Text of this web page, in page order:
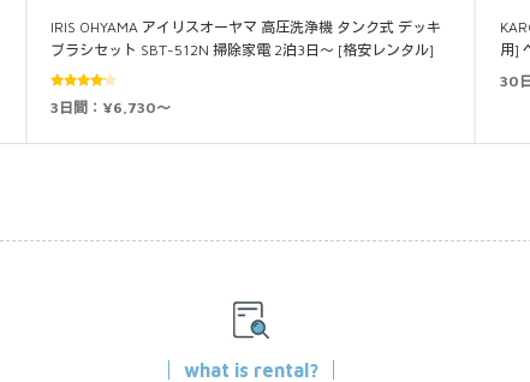
IRIS OHYAMA アイリスオーヤマ 高圧洗浄機 タンク式 デッキ
ブラシセット SBT-512N 掃除家電 2泊3日～ [格安レンタル]
5段階中
3日間：¥6,730～
用]
30
what is rental?